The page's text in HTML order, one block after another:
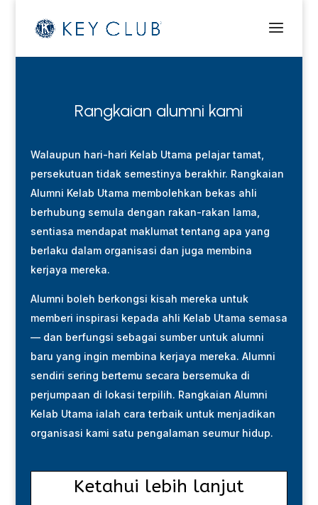
Rangkaian alumni kami
Walaupun hari-hari Kelab Utama pelajar tamat,
persekutuan tidak semestinya berakhir. Rangkaian
Alumni Kelab Utama membolehkan bekas ahli
berhubung semula dengan rakan-rakan lama,
sentiasa mendapat maklumat tentang apa yang
berlaku dalam organisasi dan juga membina
kerjaya mereka.
Alumni boleh berkongsi kisah mereka untuk
memberi inspirasi kepada ahli Kelab Utama semasa
— dan berfungsi sebagai sumber untuk alumni
baru yang ingin membina kerjaya mereka. Alumni
sendiri sering bertemu secara bersemuka di
perjumpaan di lokasi terpilih. Rangkaian Alumni
Kelab Utama ialah cara terbaik untuk menjadikan
organisasi kami satu pengalaman seumur hidup.
Ketahui lebih lanjut